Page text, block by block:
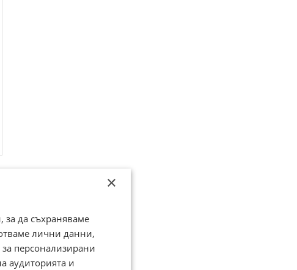
×
да съхраняваме
лични данни,
персонализирани
аудиторията и